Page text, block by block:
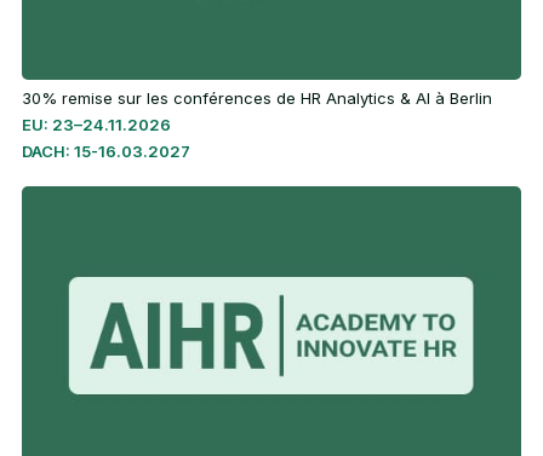
30% remise sur les conférences de HR Analytics & AI à Berlin
EU: 23–24.11.2026
DACH: 15-16.03.2027